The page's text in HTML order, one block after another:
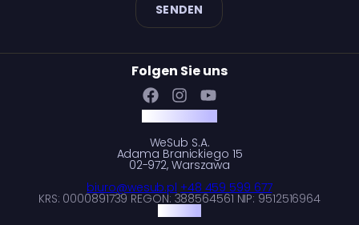
SENDEN
Folgen Sie uns
Poland, HQ
WeSub S.A.
Adama Branickiego 15
02-972, Warszawa
biuro@wesub.pl +48 459 599 677
KRS: 0000891739 REGON: 388564561 NIP: 9512516964
Suisse